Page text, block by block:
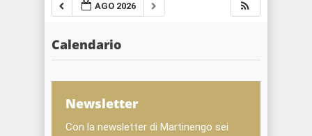
AGO 2026
Calendario
Newsletter
Con la newsletter di Martinengo sei